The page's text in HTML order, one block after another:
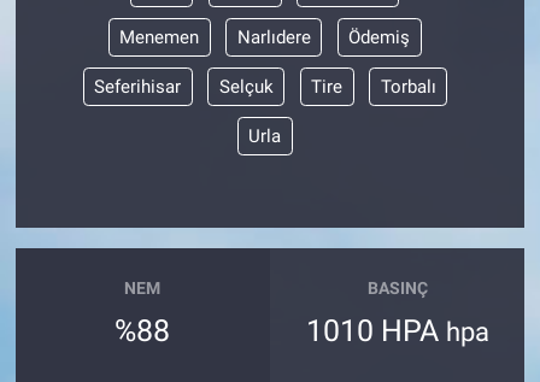
Menemen Narlıdere Ödemiş
Seferihisar Selçuk Tire Torbalı
Urla
NEM
%88
BASINÇ
1010 HPA hpa